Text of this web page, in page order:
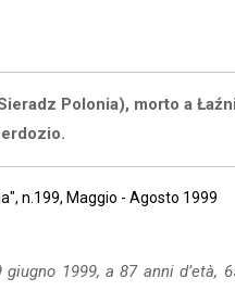
Polonia), morto a
n.199, Maggio - Agosto 1999
1999, a 87 anni d’età,